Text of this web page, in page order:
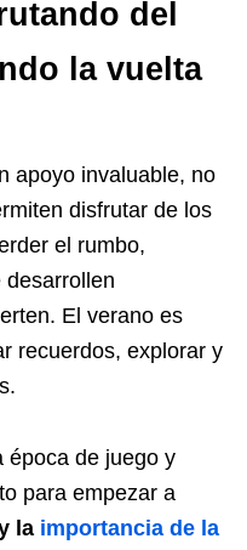
del
la vuelta
apoyo invaluable, no
disfrutar de los
el rumbo,
desarrollen
El verano es
recuerdos, explorar y
época de juego y
para empezar a
la importancia de la